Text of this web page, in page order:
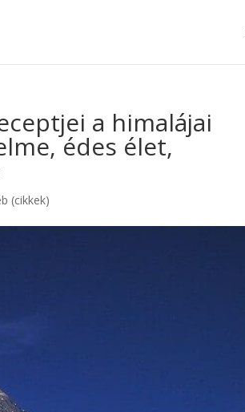
a himalájai
édes élet,
(cikkek)